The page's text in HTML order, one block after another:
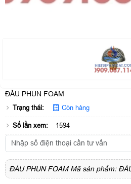
ĐẦU PHUN FOAM
Trạng thái: Còn hàng
Số lần xem: 1594
ĐẦU PHUN FOAM Mã sản phẩm: